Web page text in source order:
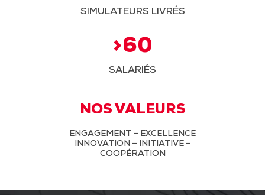
SIMULATEURS LIVRÉS
>60
SALARIÉS
NOS VALEURS
ENGAGEMENT – EXCELLENCE
INNOVATION – INITIATIVE –
COOPÉRATION